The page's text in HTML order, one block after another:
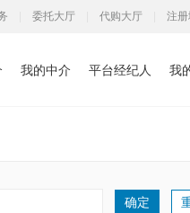
委托大厅 代购大厅 注册
我的中介 平台经纪人 我
确定